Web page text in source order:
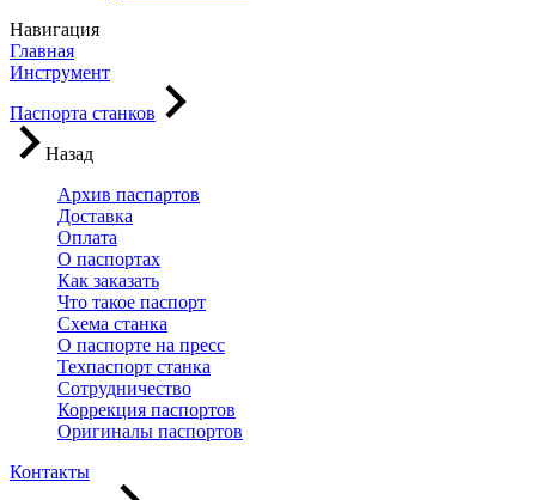
Навигация
Главная
Инструмент
Паспорта станков
Назад
Архив паспартов
Доставка
Оплата
О паспортах
Как заказать
Что такое паспорт
Схема станка
О паспорте на пресс
Техпаспорт станка
Сотрудничество
Коррекция паспортов
Оригиналы паспортов
Контакты